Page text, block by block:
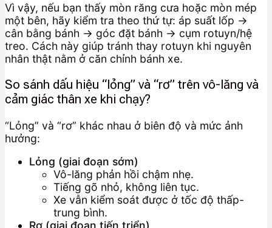
Vì vậy, nếu bạn thấy mòn răng cưa hoặc mòn mép
một bên, hãy kiểm tra theo thứ tự: áp suất lốp →
cân bằng bánh → góc đặt bánh → cụm rotuyn/hệ
treo. Cách này giúp tránh thay rotuyn khi nguyên
nhân thật nằm ở căn chỉnh bánh xe.
So sánh dấu hiệu “lỏng” và “rơ” trên vô-lăng và
cảm giác thân xe khi chạy?
“Lỏng” và “rơ” khác nhau ở biên độ và mức ảnh
hưởng:
Lỏng (giai đoạn sớm)
Vô-lăng phản hồi chậm nhẹ.
Tiếng gõ nhỏ, không liên tục.
Xe vẫn kiểm soát được ở tốc độ thấp-
trung bình.